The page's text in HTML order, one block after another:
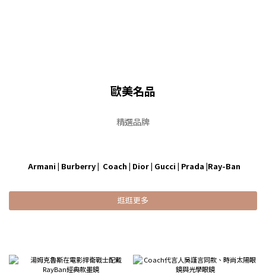
歐美名品
精選品牌
Armani | Burberry | Coach | Dior | Gucci | Prada |Ray-Ban
逛逛更多